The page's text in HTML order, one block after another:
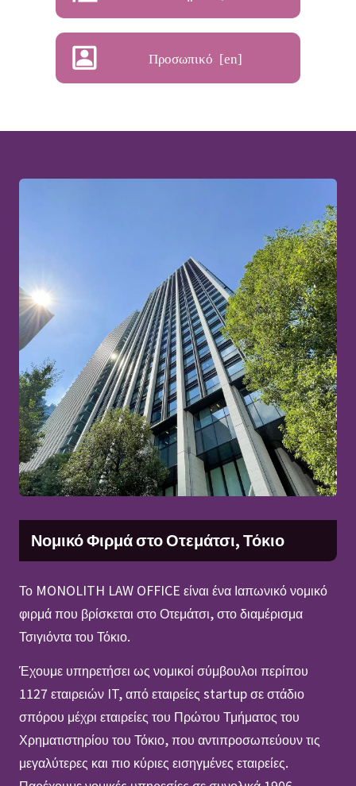
Προσωπικό [en]
Νομικό Φιρμά στο Οτεμάτσι, Τόκιο
Το MONOLITH LAW OFFICE είναι ένα Ιαπωνικό νομικό
φιρμά που βρίσκεται στο Οτεμάτσι, στο διαμέρισμα
Τσιγιόντα του Τόκιο.
Έχουμε υπηρετήσει ως νομικοί σύμβουλοι περίπου
1127 εταιρειών IT, από εταιρείες startup σε στάδιο
σπόρου μέχρι εταιρείες του Πρώτου Τμήματος του
Χρηματιστηρίου του Τόκιο, που αντιπροσωπεύουν τις
μεγαλύτερες και πιο κύριες εισηγμένες εταιρείες.